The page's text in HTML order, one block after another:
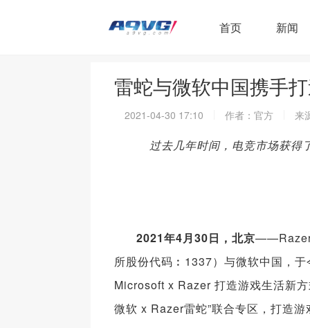
首页 新闻
雷蛇与微软中国携手
2021-04-30 17:10 作者：官方 来
过去几年时间，电竞市场获得
2021年4月30日，北京——Razer
所股份代码︰1337）与微软中国，
Microsoft x Razer 打造游戏生活新
微软 x Razer雷蛇”联合专区，打造